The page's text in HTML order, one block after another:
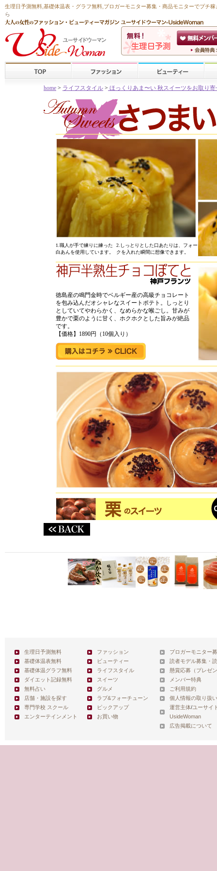
生理日予測無料 基礎体温表・グラフ無料 ,ブロガーモニター募集・商品モニターでプチ稼
ら
home > ライフスタイル > ほっくりあま〜い 秋スイーツをお取り寄
1.職人が手で練りに練った
白あんを使用しています。
2.しっとりとした口あたりは、フォー
クを入れた瞬間に想像できます。
徳島産の鳴門金時でベルギー産の高級チョコレート
を包み込んだオシャレなスイートポテト。しっとり
としていてやわらかく、なめらかな喉ごし。甘みが
豊かで栗のように甘く、ホクホクとした旨みが絶品
です。
【価格】1890円（10個入り）
生理日予測無料
基礎体温表無料
基礎体温グラフ無料
ダイエット記録無料
無料占い
店舗・施設を探す
専門学校 スクール
エンターテインメント
ファッション
ビューティー
ライフスタイル
スイーツ
グルメ
ラブ&フォーチューン
ピックアップ
お買い物
ブロガーモニター
読者モデル募集・
懸賞応募（プレゼ
メンバー特典
ご利用規約
個人情報の取り扱
運営主体/ユーサイ
UsideWoman
広告掲載について